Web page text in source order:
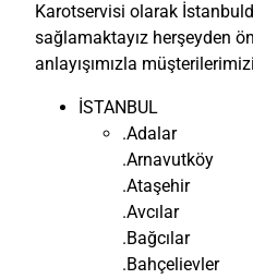
Karotservisi olarak
sağlamaktayız herşeyden
anlayışımızla
İSTANBUL
.Adalar
.Arnavutköy
.Ataşehir
.Avcılar
.Bağcılar
.Bahçelievler